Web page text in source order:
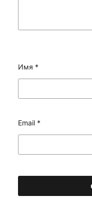
Имя *
Email *